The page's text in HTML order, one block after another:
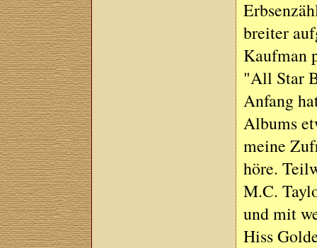
breiter
Kaufman
"All Star
Anfang
Albums
meine
höre.
M.C.
und mit
Hiss